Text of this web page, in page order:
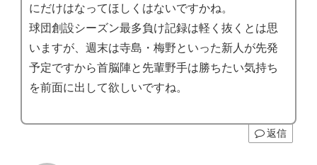
にだけはなってほしくはないですかね。
球団創設シーズン最多負け記録は軽く抜くとは思
いますが、週末は寺島・梅野といった新人が先発
予定ですから首脳陣と先輩野手は勝ちたい気持ち
を前面に出して欲しいですね。
返信